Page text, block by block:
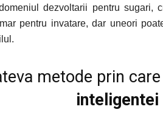
dezvoltarii pentru
pentru invatare, dar uneori
metode prin
inteligentei